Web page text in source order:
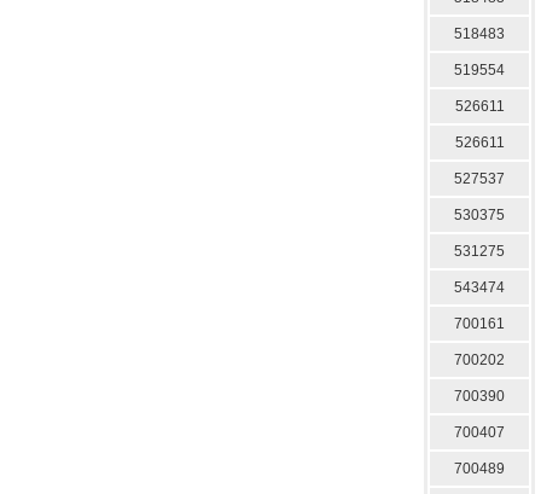
518483
519554
526611
526611
527537
530375
531275
543474
700161
700202
700390
700407
700489